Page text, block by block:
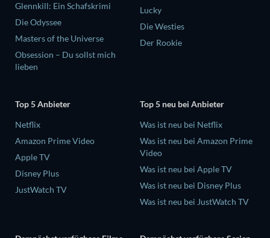
Glennkill: Ein Schafskrimi
Die Odyssee
Masters of the Universe
Obsession – Du sollst mich
lieben
Lucky
Die Westies
Der Rookie
Top 5 Anbieter
Netflix
Amazon Prime Video
Apple TV
Disney Plus
JustWatch TV
Top 5 neu bei Anbieter
Was ist neu bei Netflix
Was ist neu bei Amazon Prime
Video
Was ist neu bei Apple TV
Was ist neu bei Disney Plus
Was ist neu bei JustWatch TV